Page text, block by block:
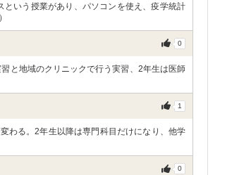
いう授業があり、パソコンを使え、疫学統計
）
0
と地域のクリニックで行う実習、2年生は医師
1
わる。2年生以降は専門科目だけになり、他学
0